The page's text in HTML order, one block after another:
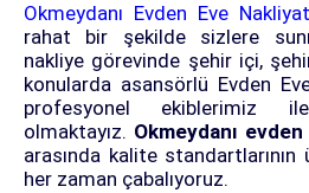
Okmeydanı Evden Eve Nakliyat
rahat bir şekilde sizlere
nakliye görevinde şehir içi,
konularda asansörlü Evden
profesyonel ekiblerimiz
olmaktayız. Okmeydanı
arasında kalite
her zaman çabalıyoruz.